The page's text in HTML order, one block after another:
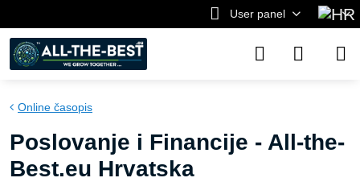
User panel
Online časopis
Poslovanje i Financije - All-the-
Best.eu Hrvatska